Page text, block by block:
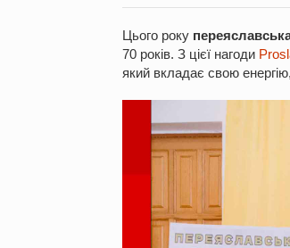
Цього року
70 років. З цієї нагоди
який вкладає свою